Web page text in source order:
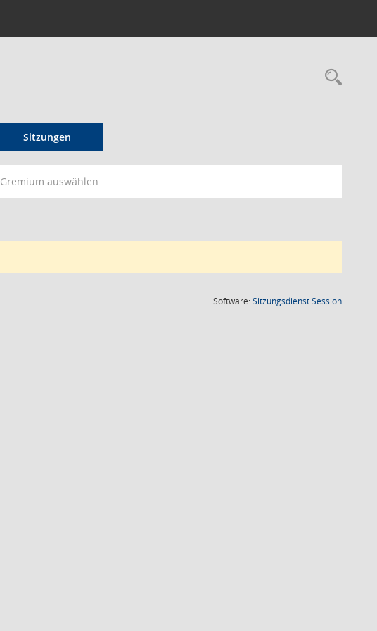
Sitzungen
Gremium auswählen
Software:SitzungsdienstSession(Wird in